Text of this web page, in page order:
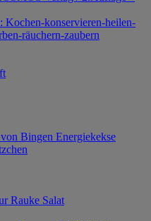
Kochen-konservieren-heilen-
räuchern-zaubern
Bingen Energiekekse
Rauke Salat